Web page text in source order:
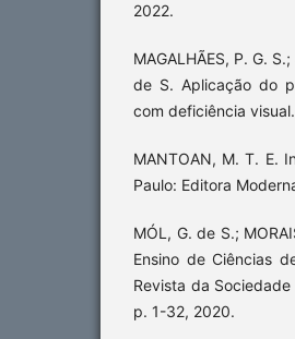
2022.
MAGALHÃES, P. G.
de S. Aplicação do
com deficiência
MANTOAN, M. T. E.
Paulo: Editora
MÓL, G. de S.;
Ensino de Ciências
Revista da Sociedade
p. 1-32, 2020.